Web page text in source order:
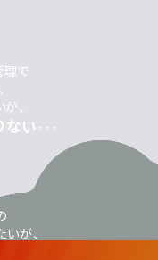
で
、
ない ･･･
が、